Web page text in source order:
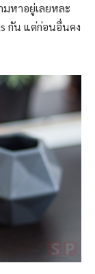
หาอยู่เลยหละ
กัน แต่ก่อนอื่นคง